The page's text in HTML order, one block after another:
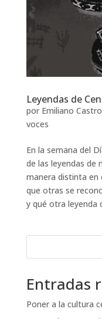
Leyendas de
por Emiliano
voces
En la semana del
de las leyendas de
manera distinta en
que otras se
y qué otra leyenda
Entradas
Poner a la cultura